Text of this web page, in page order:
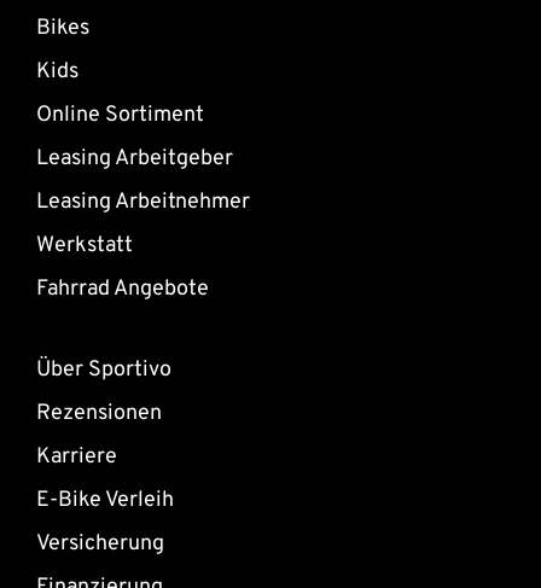
Bikes
Kids
Online Sortiment
Leasing Arbeitgeber
Leasing Arbeitnehmer
Werkstatt
Fahrrad Angebote
Über Sportivo
Rezensionen
Karriere
E-Bike Verleih
Versicherung